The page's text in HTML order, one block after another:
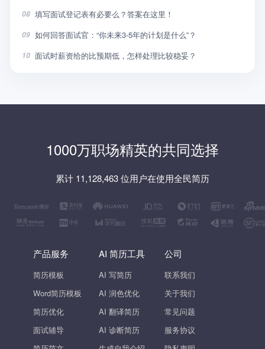
08 填写面试登记表有必要么？答案在这里！
09 如何回答面试官：“你未来3-5年的计划是什么”？
10 面试时薪资给的比预期低，怎样处理比较稳妥？
1000万职场精英的共同选择
累计 11,128,463 位用户在使用全民简历
产品服务
简历模板
Word简历模板
简历优化
面试辅导
AI 简历工具
AI 写简历
AI 润色优化
AI 翻译简历
AI 诊断简历
公司
联系我们
关于我们
常见问题
服务协议